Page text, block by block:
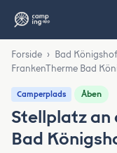
Forside › Bad
FrankenTherme Bad
Camperplads Åben
Stellplatz an
Bad